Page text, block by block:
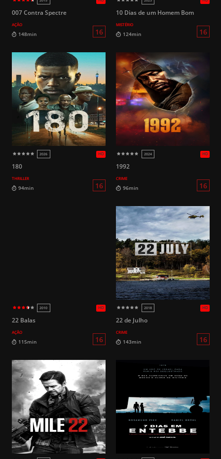
HD
007 Contra Spectre
AÇÃO
16
2023
10 Dias de um Homem Bom
MISTÉRIO
HD
2026
180
THRILLER
1992
CRIME
22 Balas
AÇÃO
22 de Julho
CRIME